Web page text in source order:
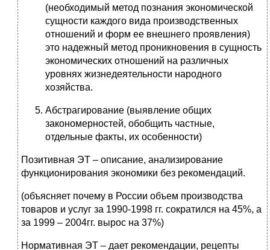
(необходимый метод познания экономической
сущности каждого вида производственных
отношений и форм ее внешнего проявления)
это надежный метод проникновения в сущность
экономических отношений на различных
уровнях жизнедеятельности народного
хозяйства.
Абстрагирование (выявление общих
закономерностей, обобщить частные,
отдельные факты, их особенности)
Позитивная ЭТ – описание, анализирование
функционирования экономики без рекомендаций.
(объясняет почему в России объем производства
товаров и услуг за 1990-1998 гг. сократился на 45%, а
за 1999 – 2004гг. вырос на 37%)
Нормативная ЭТ – дает рекомендации, рецепты